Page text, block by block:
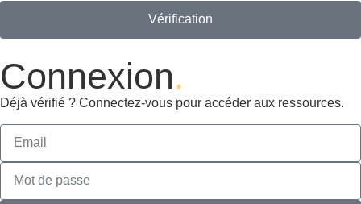
Vérification
Connexion.
Déjà vérifié ? Connectez-vous pour accéder aux ressources.